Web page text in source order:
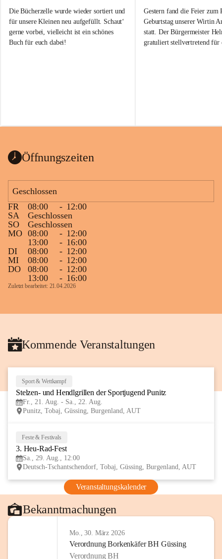
a
j
Die Bücherzelle wurde wieder sortiert und
für unsere Kleinen neu aufgefüllt. Schaut‘
gerne vorbei, vielleicht ist ein schönes
Buch für euch dabei!
Wanduhr (!) benutzt und musste
Das Gemeindeamt freut sich sehr über die
Spende >lesenswerter< Bücher und
vorsortiert in die Bücherzelle eingeräumt
werden können.
Gleichzeitig möchten wir uns bei all Jenen
sehr herzlich bedanken, die bereits viele
tolle Bücher spendiert haben.
a
j
Gestern fand die Feier zum
Geburtstag unserer Wirtin
statt. Der Bürgermeister
gratuliert stellvertretend für
Gesundheit, Gelassenheit
Öffnungszeiten
Geschlossen
FR
08:00 - 12:00
SA
Geschlossen
SO
Geschlossen
MO 08:00 - 12:00
13:00
- 16:00
DI
08:00 - 12:00
MI
08:00 - 12:00
DO
08:00 - 12:00
13:00
- 16:00
Zuletzt bearbeitet: 21.04.2026
Kommende Veranstaltungen
Sport & Wettkampf
Stelzen- und Hendlgrillen der Sportjugend Punitz
Fr., 21. Aug. - Sa., 22. Aug.
Punitz, Tobaj, Güssing, Burgenland, AUT
Feste & Festivals
3. Heu-Rad-Fest
Sa., 29. Aug., 12:00
Deutsch-Tschantschendorf, Tobaj, Güssing, Burgenland, AUT
Veranstaltungskalender
Bekanntmachungen
Mo., 30. März 2026
Verordnung Borkenkäfer BH Güssing
Verordnung BH